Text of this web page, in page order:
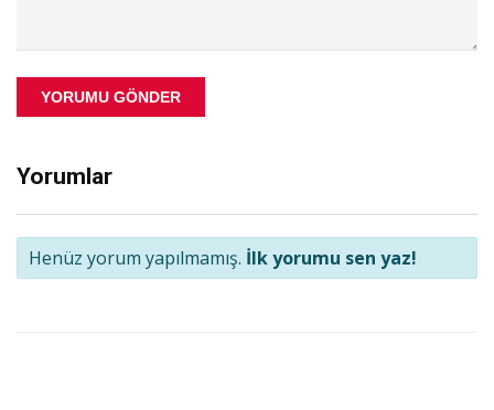
YORUMU GÖNDER
Yorumlar
Henüz yorum yapılmamış. İlk yorumu sen yaz!